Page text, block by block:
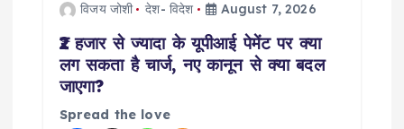
विजय जोशी देश- विदेश August 7, 2026
₹2 हजार से ज्यादा के यूपीआई पेमेंट पर क्या
लग सकता है चार्ज, नए कानून से क्या बदल
जाएगा?
Spread the love